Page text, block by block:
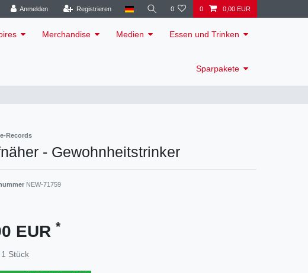
Anmelden Registrieren 0 0 0,00 EUR
Merchandise Medien Essen und Trinken
Sparpakete
Records
- Gewohnheitstrinker
NEW-71759
EUR *
1 Stück